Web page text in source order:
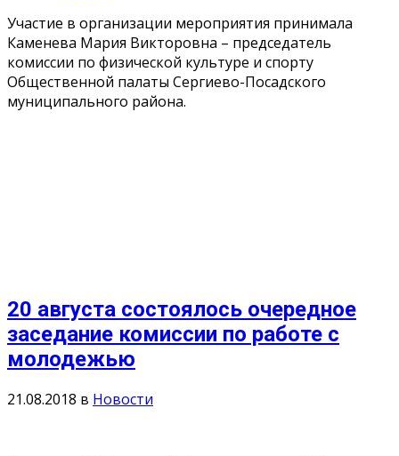
Участие в организации мероприятия принимала
Каменева Мария Викторовна – председатель
комиссии по физической культуре и спорту
Общественной палаты Сергиево-Посадского
муниципального района.
20 августа состоялось очередное
заседание комиссии по работе с
молодежью
21.08.2018 в Новости